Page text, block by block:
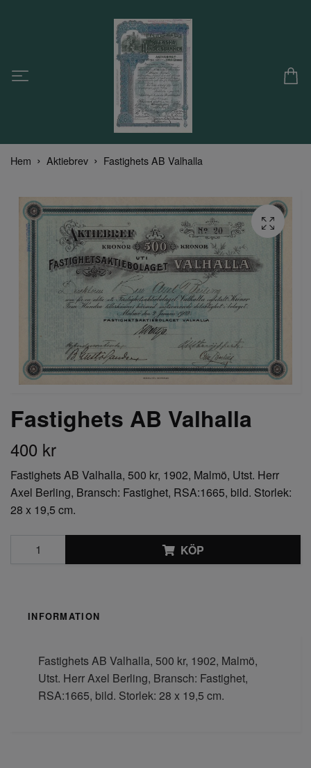
Hem Aktiebrev Fastighets AB Valhalla
Fastighets AB Valhalla
400 kr
Fastighets AB Valhalla, 500 kr, 1902, Malmö, Utst. Herr
Axel Berling, Bransch: Fastighet, RSA:1665, bild. Storlek:
28 x 19,5 cm.
KÖP
INFORMATION
Fastighets AB Valhalla, 500 kr, 1902, Malmö,
Utst. Herr Axel Berling, Bransch: Fastighet,
RSA:1665, bild. Storlek: 28 x 19,5 cm.